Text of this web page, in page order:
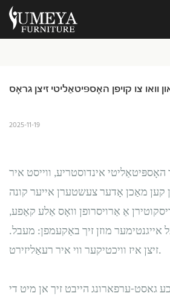
2025-11-19
האָספּיטאַליטי אינדוסטריע, ווייסט איר
קען מאַכן אָדער צעשטערן אייער קונה
אַ אַרויסרופן וואָס אַלע קאַפע,
מוזן זיך באַקעמפן: מעבל.
זיצן איז וויכטיקער ווי איר רעאַליזירט.
גאסט-ערפארונג הייבט זיך אן מיט די